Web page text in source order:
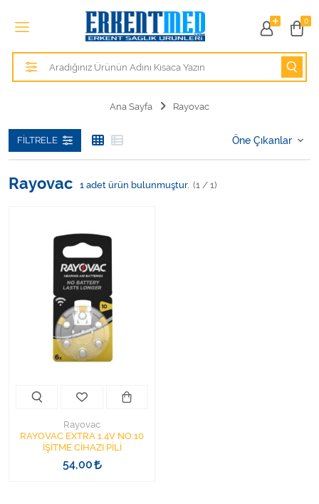
0
Tüm Kategoriler
Alezler
Hasta Bakım Ürünleri
Hastane Mobilyaları
Kişisel Bakım ve Sağlık
Kişisel Bakım ve Sağlık
Medikal Teksil
Ortopedi Ürünleri
Ortopedi Ürünleri
Sarf Malzemeleri
Ana Sayfa Rayovac
FILTRELE
Rayovac 1 adet ürün bulunmuştur. (1 / 1)
Rayovac
RAYOVAC EXTRA 1.4V NO:10
İŞİTME CİHAZI PİLİ
54,00